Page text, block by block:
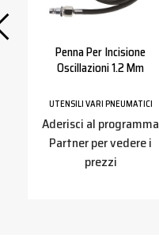
Penna Per Incisione
Oscillazioni 1.2 Mm
UTENSILI VARI PNEUMATICI
Aderisci al programma
Partner per vedere i
prezzi